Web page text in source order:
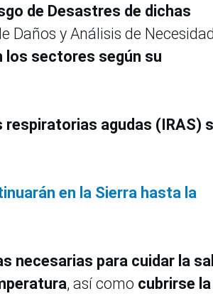
de Desastres de dichas
Daños y Análisis de
los sectores según su
agudas (IRAS)
en la Sierra hasta la
necesarias para cuidar la
, así como cubrirse la